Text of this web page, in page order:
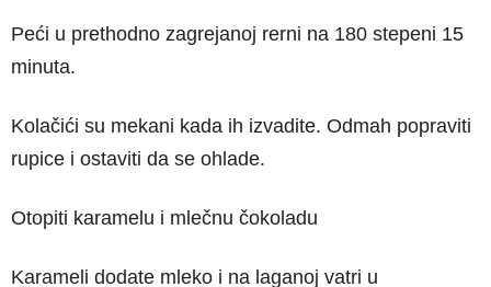
Peći u prethodno zagrejanoj rerni na 180 stepeni 15
minuta.
Kolačići su mekani kada ih izvadite. Odmah popraviti
rupice i ostaviti da se ohlade.
Otopiti karamelu i mlečnu čokoladu
Karameli dodate mleko i na laganoj vatri u